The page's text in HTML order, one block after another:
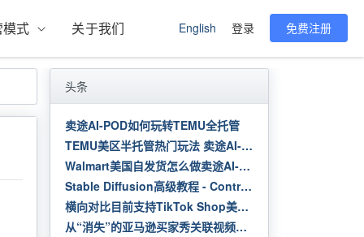
式 关于我们 English 登录 免费注册
头条
卖途AI-POD如何玩转TEMU全托管
TEMU美区半托管热门玩法 卖途AI-POD解读
Walmart美国自发货怎么做卖途AI-POD?
Stable Diffusion高级教程 - Controlnet
横向对比目前支持TikTok Shop美区的4款ERP工具，我发现了一个新的盈利模式
从“消失”的亚马逊买家秀关联视频，剖析视频在链接中的极其重要性！